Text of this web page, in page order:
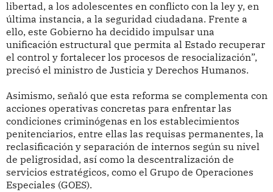
libertad, a los adolescentes en conflicto con la ley y, en
última instancia, a la seguridad ciudadana. Frente a
ello, este Gobierno ha decidido impulsar una
unificación estructural que permita al Estado recuperar
el control y fortalecer los procesos de resocialización”,
precisó el ministro de Justicia y Derechos Humanos.
Asimismo, señaló que esta reforma se complementa con
acciones operativas concretas para enfrentar las
condiciones criminógenas en los establecimientos
penitenciarios, entre ellas las requisas permanentes, la
reclasificación y separación de internos según su nivel
de peligrosidad, así como la descentralización de
servicios estratégicos, como el Grupo de Operaciones
Especiales (GOES).